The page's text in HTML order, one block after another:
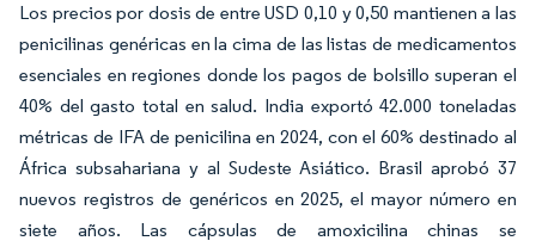
Los precios por dosis de entre USD 0,10 y 0,50 mantienen a las
penicilinas genéricas en la cima de las listas de medicamentos
esenciales en regiones donde los pagos de bolsillo superan el
40% del gasto total en salud. India exportó 42.000 toneladas
métricas de IFA de penicilina en 2024, con el 60% destinado al
África subsahariana y al Sudeste Asiático. Brasil aprobó 37
nuevos registros de genéricos en 2025, el mayor número en
siete años. Las cápsulas de amoxicilina chinas se